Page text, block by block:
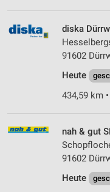
diska
91602
Heute
434,59 km
nah & gut
91602
Heute